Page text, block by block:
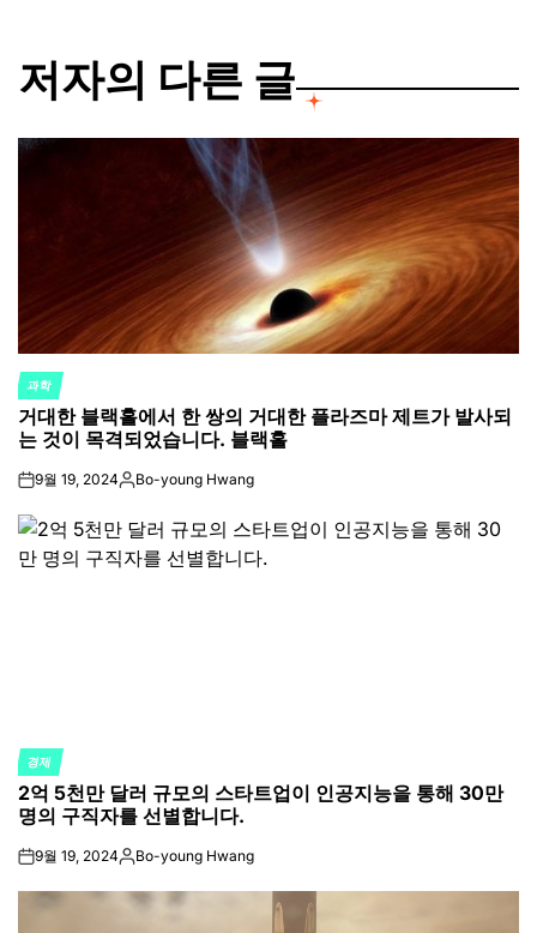
저자의 다른 글
POSTED
IN
과학
거대한 블랙홀에서 한 쌍의 거대한 플라즈마 제트가 발사되
는 것이 목격되었습니다. 블랙홀
on9월 19, 2024Posted
Bo-young Hwang
POSTED
IN
경제
2억 5천만 달러 규모의 스타트업이 인공지능을 통해 30만
명의 구직자를 선별합니다.
on9월 19, 2024Posted
Bo-young Hwang